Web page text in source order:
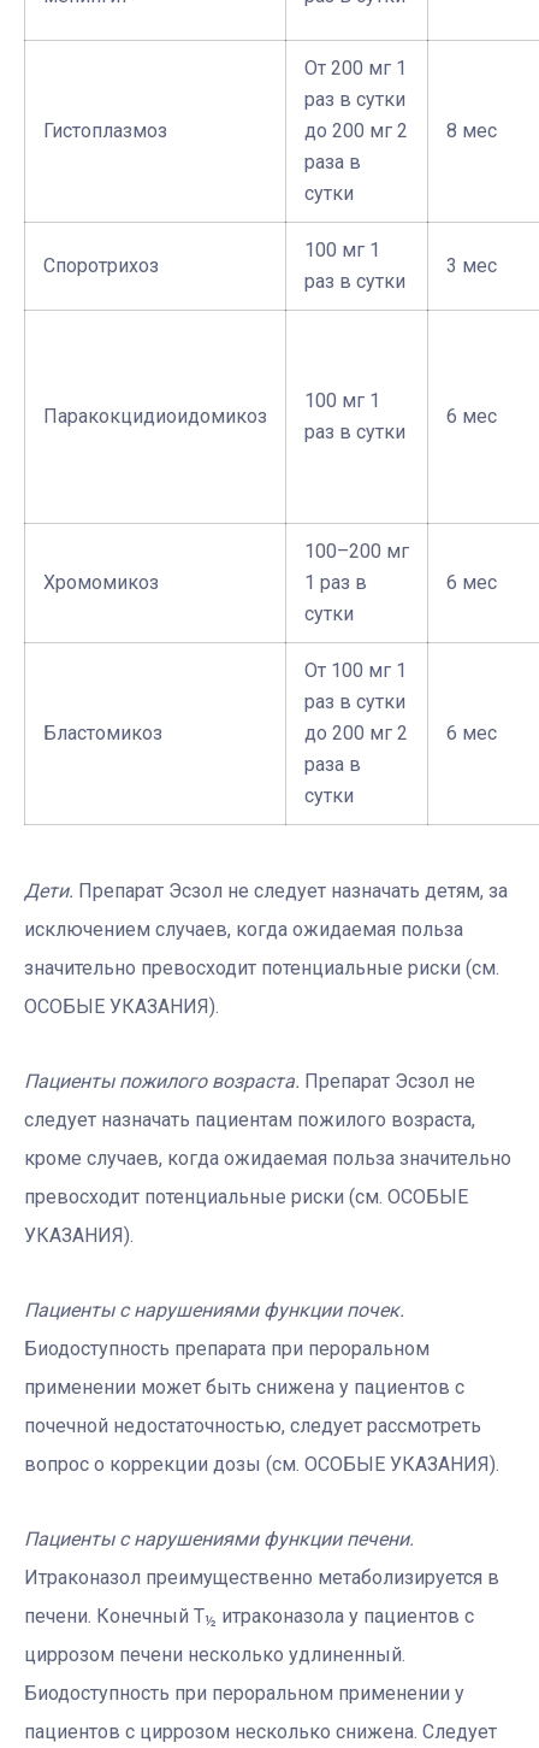
Гистоплазмоз
От 200 мг 1
раз в сутки
до 200 мг 2
раза в
сутки
8 мес
Споротрихоз
100 мг 1
раз в сутки
3 мес
Паракокцидиоидомикоз
100 мг 1
раз в сутки
6 мес
Хромомикоз
100–200 мг
1 раз в
сутки
6 мес
Бластомикоз
От 100 мг 1
раз в сутки
до 200 мг 2
раза в
сутки
6 мес
Дети. Препарат Эсзол не следует назначать детям, за
исключением случаев, когда ожидаемая польза
значительно превосходит потенциальные риски (см.
ОСОБЫЕ УКАЗАНИЯ).
Пациенты пожилого возраста. Препарат Эсзол не
следует назначать пациентам пожилого возраста,
кроме случаев, когда ожидаемая польза значительно
превосходит потенциальные риски (см. ОСОБЫЕ
УКАЗАНИЯ).
Пациенты с нарушениями функции почек.
Биодоступность препарата при пероральном
применении может быть снижена у пациентов с
почечной недостаточностью, следует рассмотреть
вопрос о коррекции дозы (см. ОСОБЫЕ УКАЗАНИЯ).
Пациенты с нарушениями функции печени.
Итраконазол преимущественно метаболизируется в
печени. Конечный T½ итраконазола у пациентов с
циррозом печени несколько удлиненный.
Биодоступность при пероральном применении у
пациентов с циррозом несколько снижена. Следует